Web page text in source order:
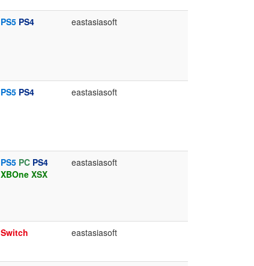
PS5 PS4 eastasiasoft
PS5 PS4 eastasiasoft
PS5 PC PS4
XBOne XSX
eastasiasoft
Switch eastasiasoft